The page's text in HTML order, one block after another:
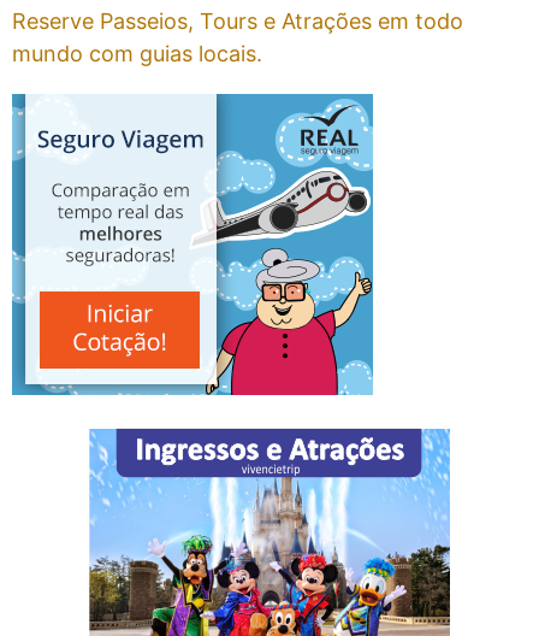
Reserve Passeios, Tours e Atrações em todo
mundo com guias locais.